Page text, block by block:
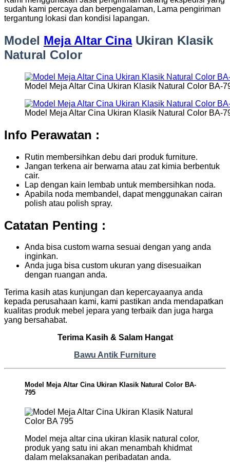
sudah kami percaya dan berpengalaman, Lama pengiriman
tergantung lokasi dan kondisi lapangan.
Model Meja Altar CinaUkiran Klasik
Natural Color
Model Meja Altar Cina Ukiran Klasik Natural Color BA-
Model Meja Altar Cina Ukiran Klasik Natural Color BA-
Info Perawatan :
Rutin membersihkan debu dari produk furniture.
Jangan terkena air berwarna atau zat kimia berbentuk
cair.
Lap dengan kain lembab untuk membersihkan noda.
Apabila noda membandel, dapat menggunakan cairan
polish atau polish spray.
Catatan Penting :
Anda bisa custom warna sesuai dengan yang anda
inginkan.
Anda juga bisa custom ukuran yang disesuaikan
dengan ruangan anda.
Terima kasih atas kunjungan dan kepercayaanya anda
kepada perusahaan kami, kami pastikan anda mendapatkan
kualitas produk mebel jepara yang terbaik dan juga harga
yang bersahabat.
Terima Kasih & Salam Hangat
Bawu Antik Furniture
Model Meja Altar Cina Ukiran Klasik Natural Color BA-
795
Model meja altar cina ukiran klasik natural color,
produk yang satu ini akan menambah khidmat
dalam melaksanakan peribadatan anda.